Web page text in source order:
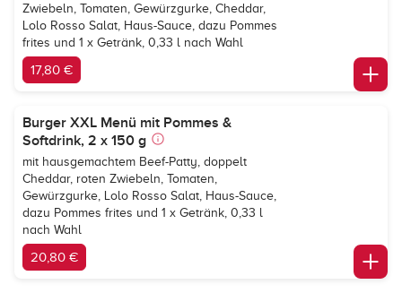
Zwiebeln, Tomaten, Gewürzgurke, Cheddar,
Lolo Rosso Salat, Haus-Sauce, dazu Pommes
frites und 1 x Getränk, 0,33 l nach Wahl
17,80 €
Burger XXL Menü mit Pommes &
Softdrink, 2 x 150 g
mit hausgemachtem Beef-Patty, doppelt
Cheddar, roten Zwiebeln, Tomaten,
Gewürzgurke, Lolo Rosso Salat, Haus-Sauce,
dazu Pommes frites und 1 x Getränk, 0,33 l
nach Wahl
20,80 €